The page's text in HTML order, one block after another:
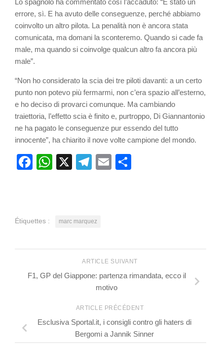
Lo spagnolo ha commentato così l’accaduto: “È stato un
errore, sì. E ha avuto delle conseguenze, perché abbiamo
coinvolto un altro pilota. La penalità non è ancora stata
comunicata, ma domani la sconteremo. Quando si cade fa
male, ma quando si coinvolge qualcun altro fa ancora più
male”.
“Non ho considerato la scia dei tre piloti davanti: a un certo
punto non potevo più fermarmi, non c’era spazio all’esterno,
e ho deciso di provarci comunque. Ma cambiando
traiettoria, l’effetto scia è finito e, purtroppo, Di Giannantonio
ne ha pagato le conseguenze pur essendo del tutto
innocente”, ha chiarito il nove volte campione del mondo.
Facebook
WhatsApp
X Telegram
Email
Étiquettes : marc marquez
ARTICLE SUIVANT
F1, GP del Giappone: partenza rimandata, ecco il
motivo
ARTICLE PRÉCÉDENT
Esclusiva Sportal.it, i consigli contro gli haters di
Bergomi a Jannik Sinner